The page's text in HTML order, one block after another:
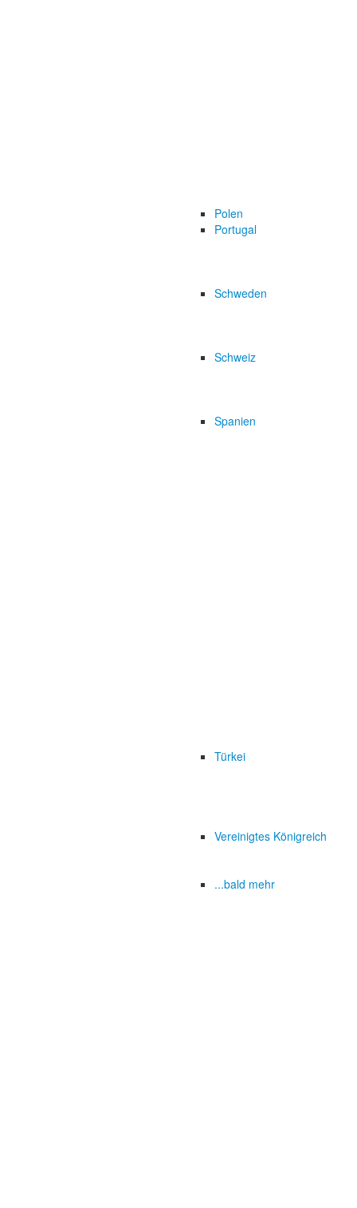
Polen
Portugal
Schweden
Schweiz
Spanien
Türkei
Vereinigtes Königreich
...bald mehr